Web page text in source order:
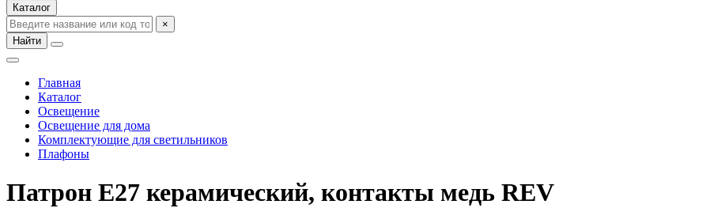
Каталог
×
Найти
Главная
Каталог
Освещение
Освещение для дома
Комплектующие для светильников
Плафоны
Патрон Е27 керамический, контакты медь REV